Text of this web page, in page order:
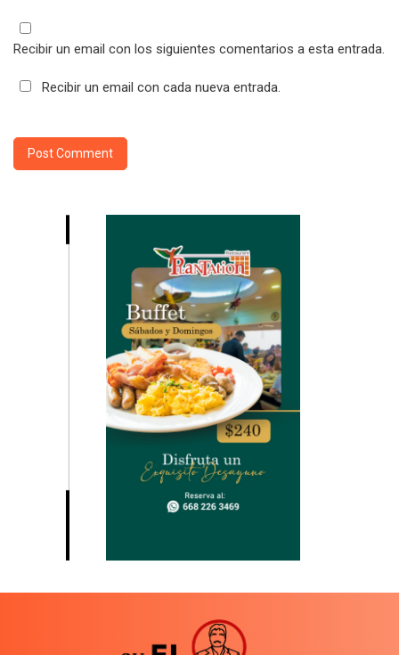
Recibir un email con los siguientes comentarios a esta entrada.
Recibir un email con cada nueva entrada.